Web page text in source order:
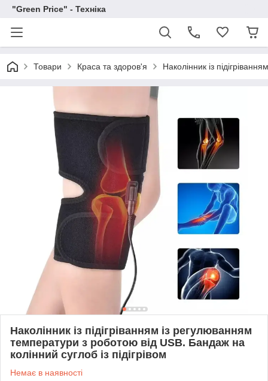
"Green Price" - Техніка
Товари Краса та здоров'я Наколінник із
Наколінник із підігріванням із регулюванням
температури з роботою від USB. Бандаж на
колінний суглоб із підігрівом
Немає в наявності